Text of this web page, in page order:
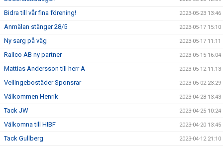
Bidra till vår fina förening! 2023-05-23 13:46
Anmälan stänger 28/5 2023-05-17 15:10
Ny sarg på väg 2023-05-17 11:11
Rallco AB ny partner 2023-05-15 16:04
Mattias Andersson till herr A 2023-05-12 11:13
Vellingebostäder Sponsrar 2023-05-02 23:29
Välkommen Henrik 2023-04-28 13:43
Tack JW 2023-04-25 10:24
Välkomna till HIBF 2023-04-20 13:45
Tack Gullberg 2023-04-12 21:10